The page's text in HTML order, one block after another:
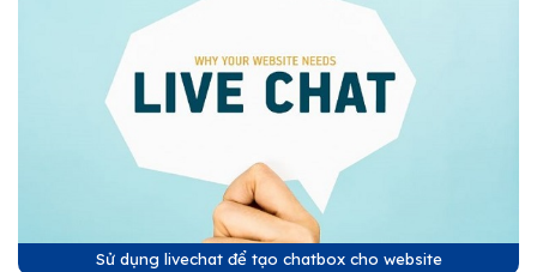
Sử dụng livechat để tạo chatbox cho website